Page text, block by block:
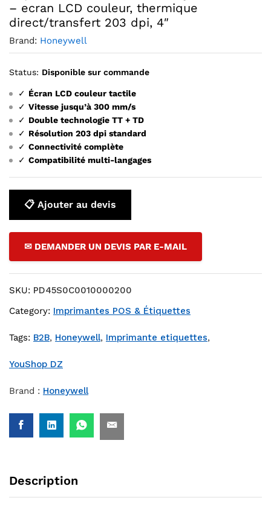
– ecran LCD couleur, thermique
direct/transfert 203 dpi, 4″
Brand: Honeywell
Status: Disponible sur commande
✓ Écran LCD couleur tactile
✓ Vitesse jusqu’à 300 mm/s
✓ Double technologie TT + TD
✓ Résolution 203 dpi standard
✓ Connectivité complète
✓ Compatibilité multi-langages
📋 Ajouter au devis
✉ DEMANDER UN DEVIS PAR E-MAIL
SKU: PD45S0C0010000200
Category: Imprimantes POS & Étiquettes
Tags: B2B, Honeywell, Imprimante etiquettes,
YouShop DZ
Brand : Honeywell
Description